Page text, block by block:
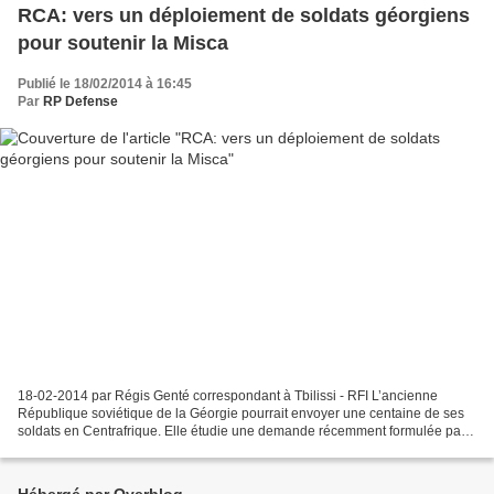
RCA: vers un déploiement de soldats géorgiens
pour soutenir la Misca
Publié le 18/02/2014 à 16:45
Par RP Defense
18-02-2014 par Régis Genté correspondant à Tbilissi - RFI L’ancienne
République soviétique de la Géorgie pourrait envoyer une centaine de ses
soldats en Centrafrique. Elle étudie une demande récemment formulée par